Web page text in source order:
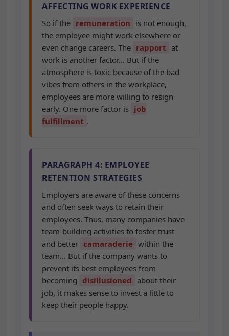
AFFECTING WORK EXPERIENCE
So if the remuneration is not enough,
the employee might work elsewhere or
even change careers. The rapport at
work is another factor… But if the
atmosphere is toxic because of the bad
vibes from others in the workplace,
employees are more willing to resign
early. One more factor is job
fulfillment .
PARAGRAPH 4: EMPLOYEE
RETENTION STRATEGIES
Employers are aware of these concerns
and often seek ways to retain their
employees. Thus, many companies have
team-building activities to foster trust
and better camaraderie within the
team… But if the company wants to
prevent its best employees from
becoming disillusioned about their
job, it makes sense to invest a little to
keep their people happy.